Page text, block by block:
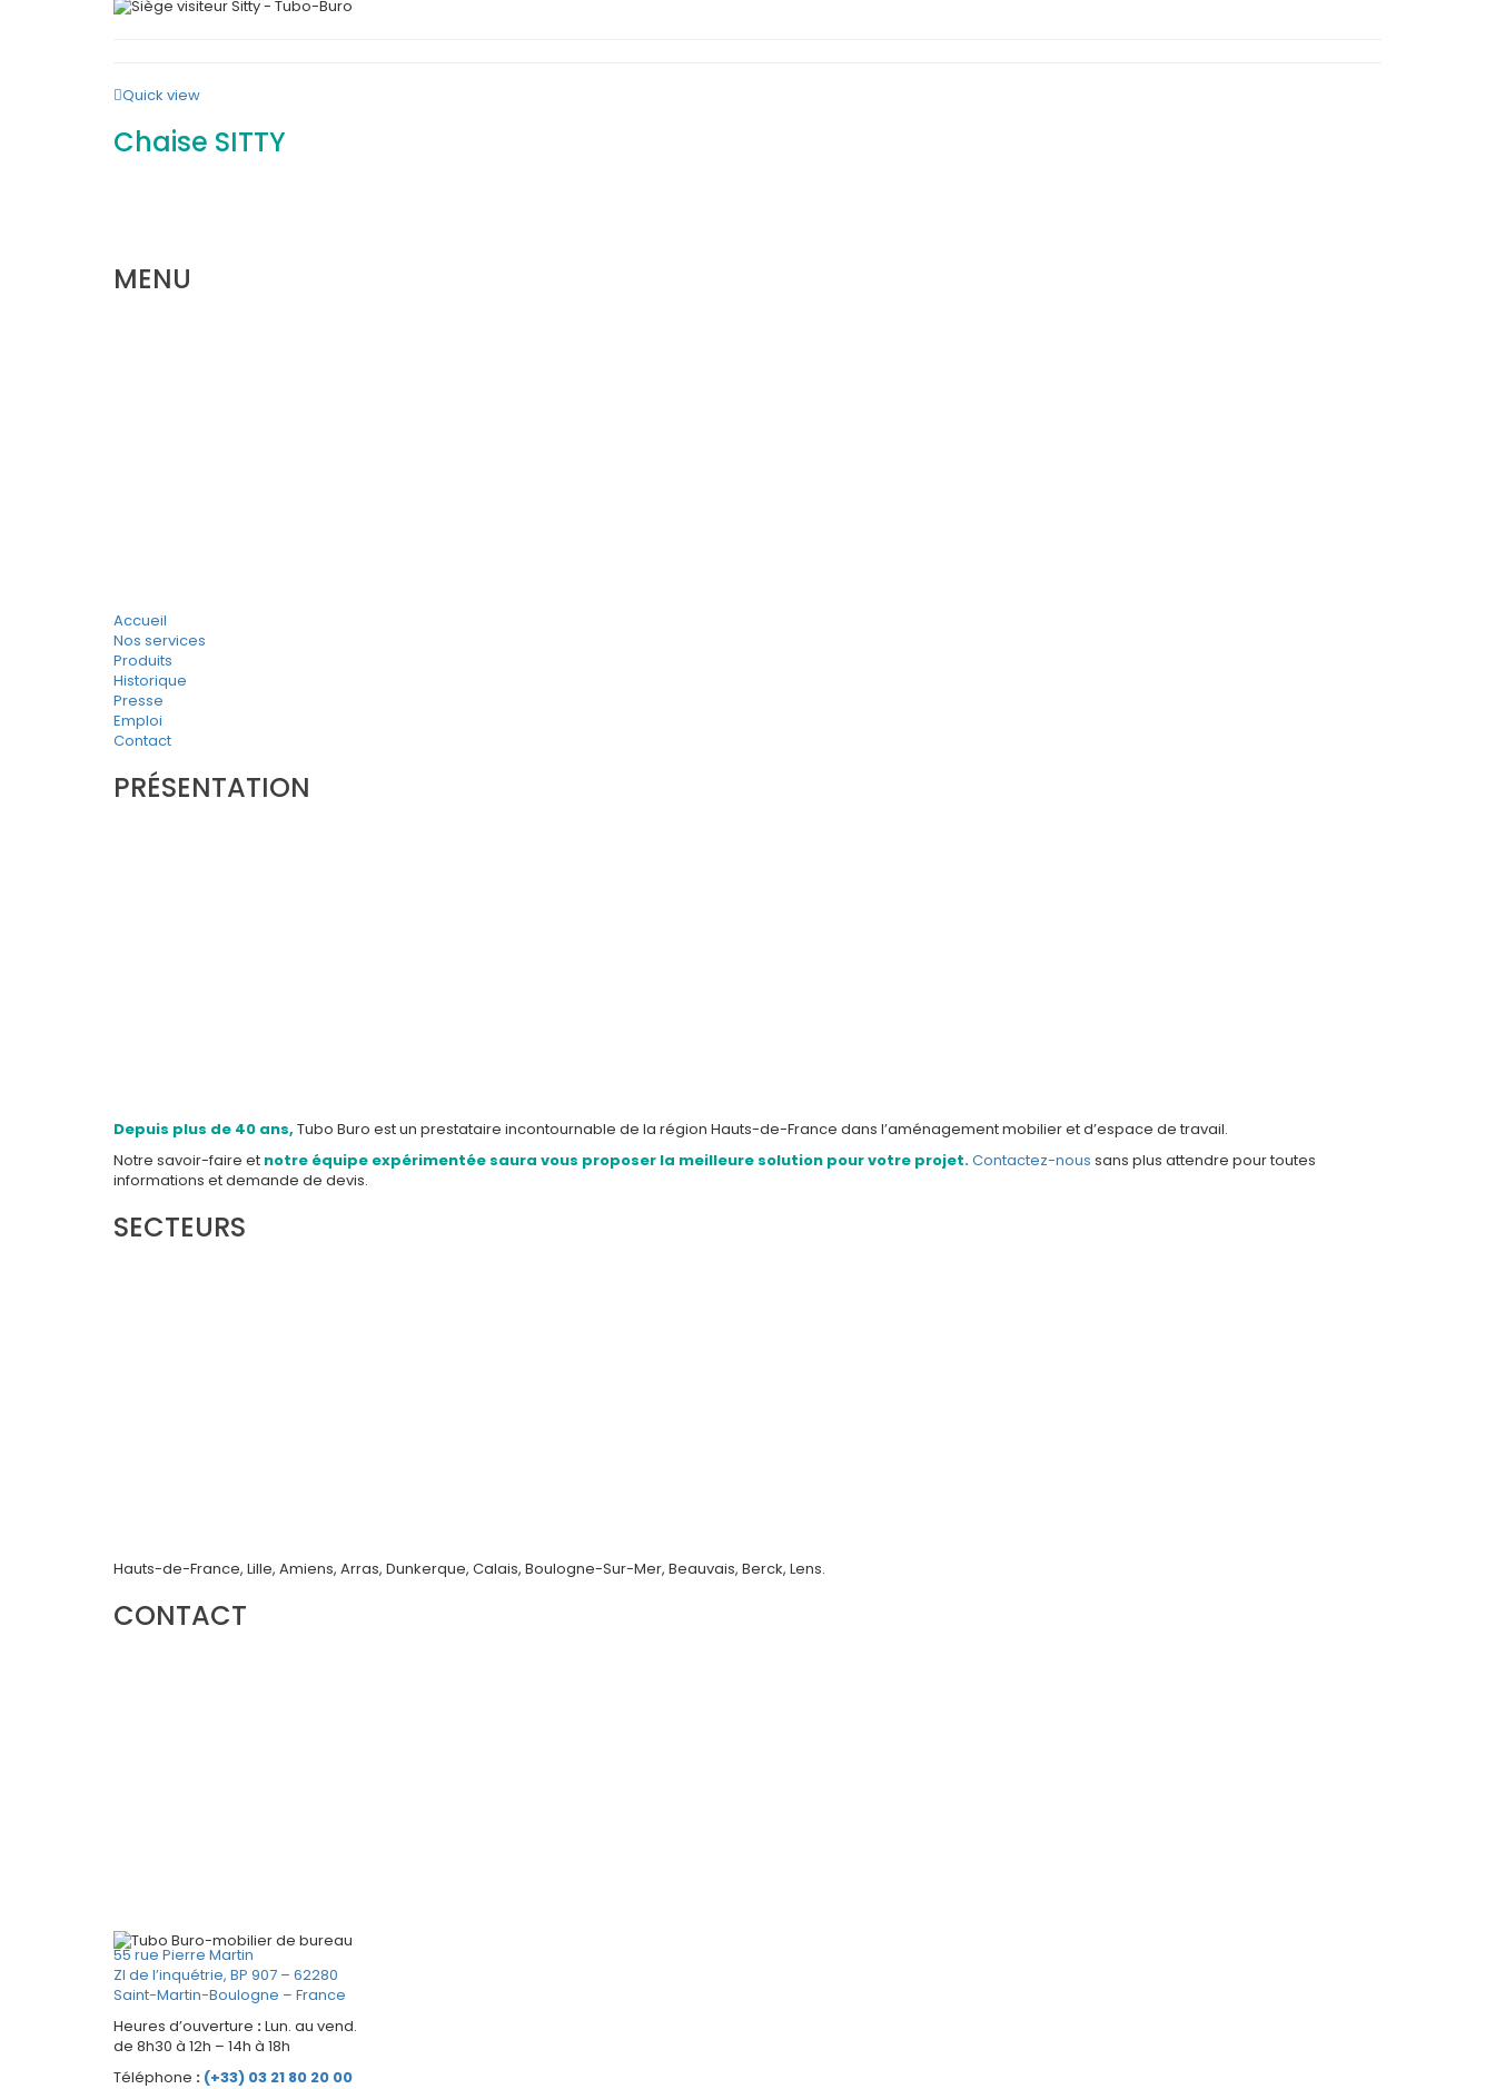
Quick view
Chaise SITTY
MENU
Accueil
Nos services
Produits
Historique
Presse
Emploi
Contact
PRÉSENTATION
Depuis plus de 40 ans, Tubo Buro est un prestataire incontournable de la région Hauts-de-France dans l’aménagement mobilier et d’espace de travail.
Notre savoir-faire et notre équipe expérimentée saura vous proposer la meilleure solution pour votre projet.Contactez-nous sans plus attendre pour toutes
informations et demande de devis.
SECTEURS
Hauts-de-France, Lille, Amiens, Arras, Dunkerque, Calais, Boulogne-Sur-Mer, Beauvais, Berck, Lens.
CONTACT
55 rue Pierre Martin
ZI de l’inquétrie, BP 907 – 62280
Saint-Martin-Boulogne – France
Heures d’ouverture :Lun. au vend.
de 8h30 à 12h – 14h à 18h
Téléphone : (+33) 03 21 80 20 00